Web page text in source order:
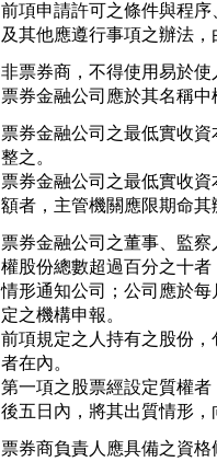
前項申請許可之條件與程
及其他應遵行事項之辦法
非票券商，不得使用易於
票券金融公司應於其名稱
票券金融公司之最低實收
整之。
票券金融公司之最低實收
額者，主管機關應限期命
票券金融公司之董事、監
權股份總數超過百分之十
情形通知公司；公司應於
定之機構申報。
前項規定之人持有之股份
者在內。
第一項之股票經設定質權
後五日內，將其出質情形
票券商負責人應具備之資